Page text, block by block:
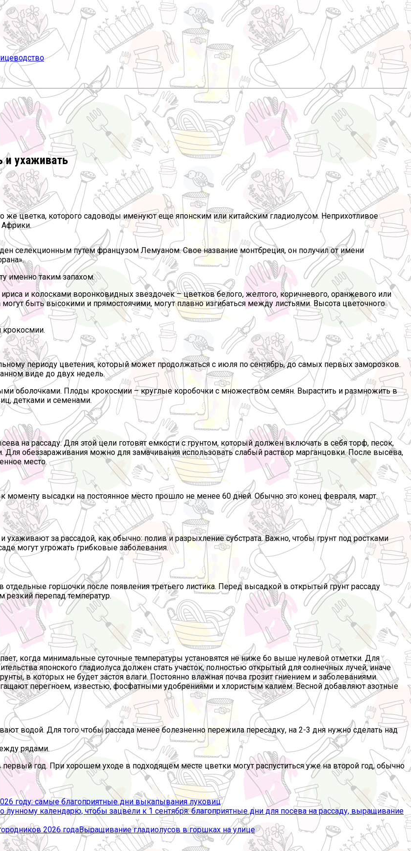
и ухаживать
же цветка, которого садоводы именуют еще японским или китайским гладиолусом. Неприхотливое
Африки.
селекционным путем французом Лемуаном. Свое название монтбреция, он получил от имени
именно таким запахом.
и колосками воронковидных звездочек – цветков белого, желтого, коричневого, оранжевого или
быть высокими и прямостоячими, могут плавно изгибаться между листьями. Высота цветочного
крокосмии.
периоду цветения, который может продолжаться с июля по сентябрь, до самых первых заморозков.
виде до двух недель.
оболочками. Плоды крокосмии – круглые коробочки с множеством семян. Вырастить и размножить в
детками и семенами.
на рассаду. Для этой цели готовят емкости с грунтом, который должен включать в себя торф, песок,
Для обеззараживания можно для замачивания использовать слабый раствор марганцовки. После высева,
место.
высадки на постоянное место прошло не менее 60 дней. Обычно это конец февраля, март.
за рассадой, как обычно: полив и разрыхление субстрата. Важно, чтобы грунт под ростками
могут угрожать грибковые заболевания.
горшочки после появления третьего листика. Перед высадкой в открытый грунт рассаду
резкий перепад температур.
когда минимальные суточные температуры установятся не ниже 6о выше нулевой отметки. Для
японского гладиолуса должен стать участок, полностью открытый для солнечных лучей, иначе
в которых не будет застоя влаги. Постоянно влажная почва грозит гниением и заболеваниями.
перегноем, известью, фосфатными удобрениями и хлористым калием. Весной добавляют азотные
водой. Для того чтобы рассада менее болезненно пережила пересадку, на 2-3 дня нужно сделать над
рядами.
год. При хорошем уходе в подходящем месте цветки могут распуститься уже на второй год, обычно
году: самые благоприятные дни выкапывания луковиц
2026 годаВыращивание гладиолусов в горшках на улице